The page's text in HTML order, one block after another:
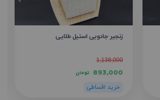
زنجیر جادویی استیل طلایی
1,138,000
893,000 تومان